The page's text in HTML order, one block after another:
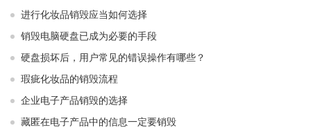
进行化妆品销毁应当如何选择
销毁电脑硬盘已成为必要的手段
硬盘损坏后，用户常见的错误操作有哪些？
瑕疵化妆品的销毁流程
企业电子产品销毁的选择
藏匿在电子产品中的信息一定要销毁